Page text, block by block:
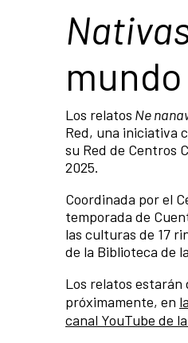
mundo
Los relatos Ne
Red, una iniciativa
su Red de Centros
2025.
Coordinada por el
temporada de
las culturas de 17
de la Biblioteca de
Los relatos
próximamente, en
canal YouTube de